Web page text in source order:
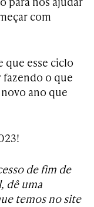
com
que esse ciclo
o que
ano que
de fim de
dê uma
temos no site